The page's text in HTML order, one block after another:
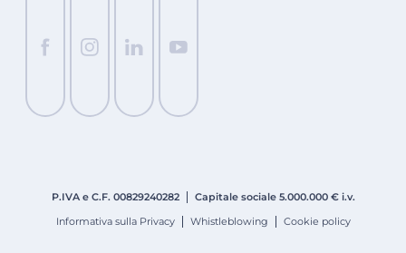
P.IVA e C.F. 00829240282
Capitale sociale 5.000.000 € i.v.
Informativa sulla Privacy
Whistleblowing Cookie policy